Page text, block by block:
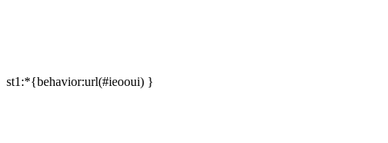
st1:*{behavior:url(#ieooui) }